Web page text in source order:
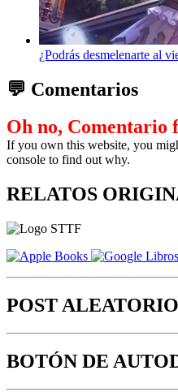
¿Podrás desmelenarte al
💬 Comentarios
Oh no, Comentario
If you own this website, you
console to find out why.
RELATOS
POST ALEATORIO
BOTÓN DE